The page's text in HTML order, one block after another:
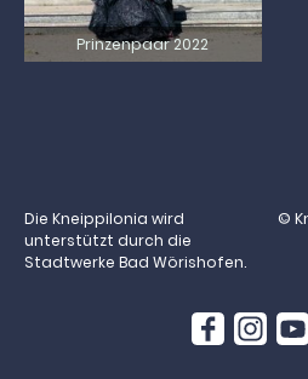
Prinzenpaar 2022
Die Kneippilonia wird
unterstützt durch die
Stadtwerke Bad Wörishofen.
©